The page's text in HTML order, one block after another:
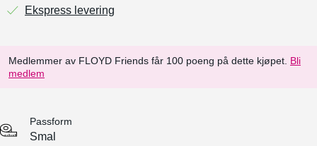
Ekspress levering
Medlemmer av FLOYD Friends får 100 poeng på dette kjøpet. Bli
medlem
Passform
Smal